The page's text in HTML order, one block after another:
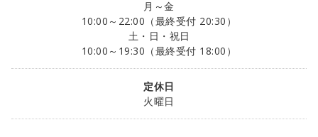
月～金
10:00～22:00（最終受付 20:30）
土・日・祝日
10:00～19:30（最終受付 18:00）
定休日
火曜日